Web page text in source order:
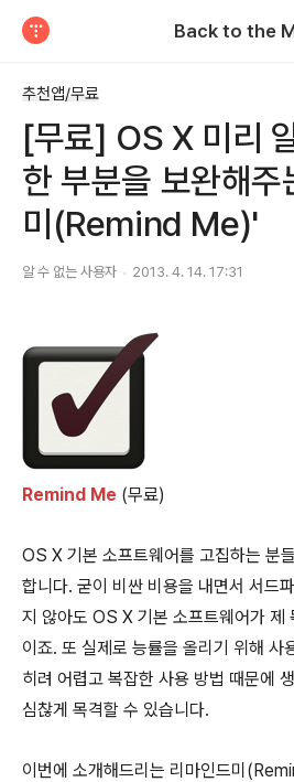
Back to the
추천앱/무료
[무료] OS X 미리
한 부분을 보완해
미(Remind Me)'
알 수 없는 사용자 2013. 4. 14. 17:31
Remind Me (무료)
OS X 기본 소프트웨어를 고집하는 분
합니다. 굳이 비싼 비용을 내면서 서드
지 않아도 OS X 기본 소프트웨어가 제
이죠. 또 실제로 능률을 올리기 위해 사
히려 어렵고 복잡한 사용 방법 때문에
심찮게 목격할 수 있습니다.
이번에 소개해드리는 리마인드미